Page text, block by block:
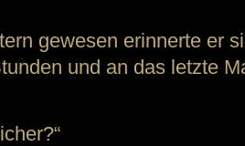
gewesen erinnerte er
und an das letzte